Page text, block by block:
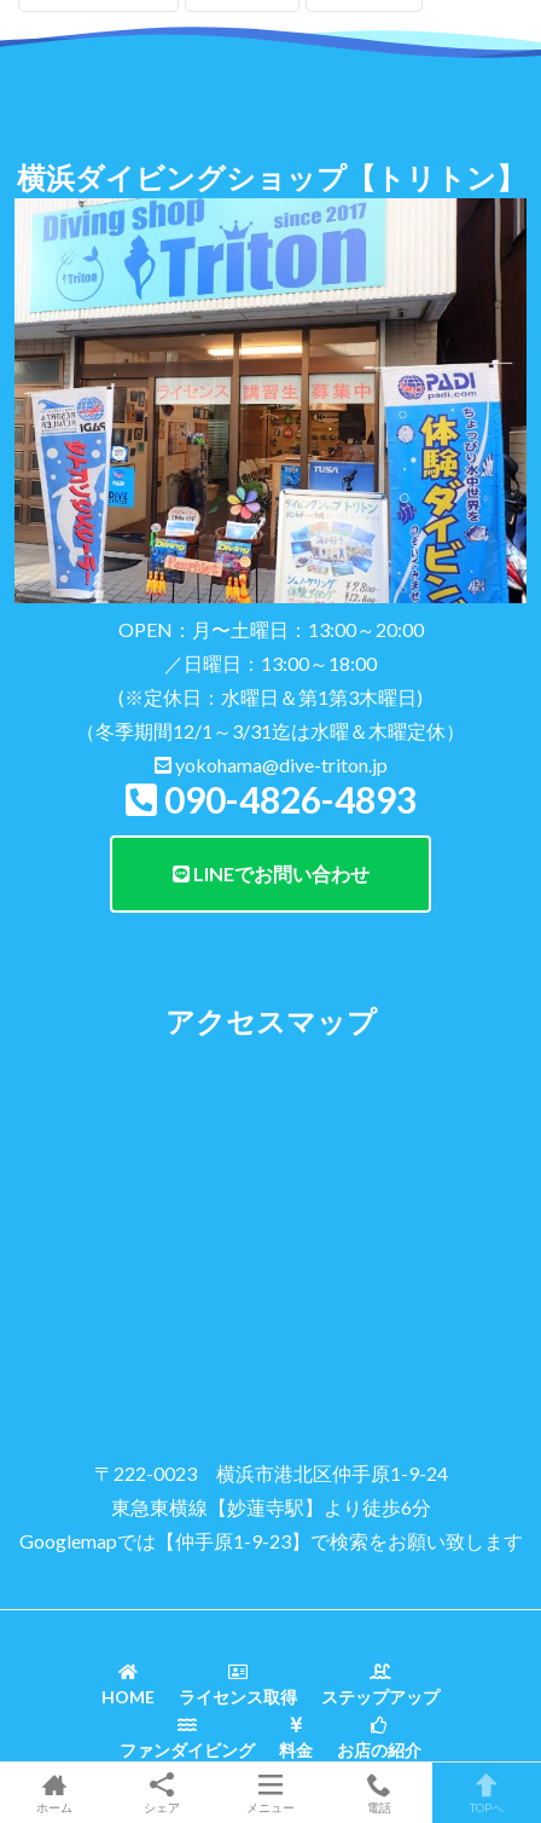
横浜ダイビングショップ【トリトン】
OPEN：月〜土曜日：13:00～20:00
／日曜日：13:00～18:00
(※定休日：水曜日＆第1第3木曜日)
（冬季期間12/1～3/31迄は水曜＆木曜定休）
yokohama@dive-triton.jp
090-4826-4893
LINEでお問い合わせ
アクセスマップ
〒222-0023 横浜市港北区仲手原1-9-24
東急東横線【妙蓮寺駅】より徒歩6分
Googlemapでは【仲手原1-9-23】で検索をお願い致します
HOME ライセンス取得 ステップアップ
ファンダイビング 料金 お店の紹介
© Diving Shop 【Triton】 YOKOHAMA
ホーム シェア メニュー 電話 TOPへ